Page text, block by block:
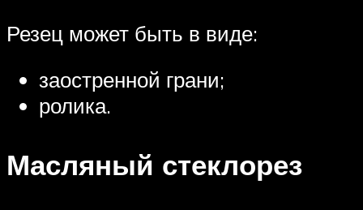
Резец может быть в виде:
заостренной грани;
ролика.
Масляный стеклорез